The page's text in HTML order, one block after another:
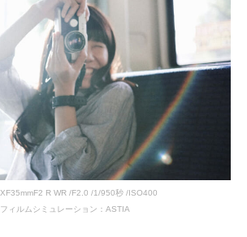
R WR /F2.0 /1/950秒 /ISO400
フィルムシミュレーション：ASTIA